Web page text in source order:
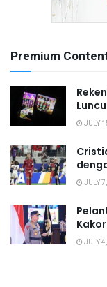
Premium
JULY
JULY
JULY